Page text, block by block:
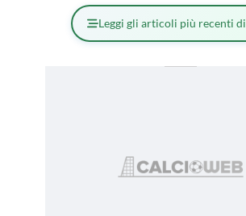
Leggi gli articoli più recenti di